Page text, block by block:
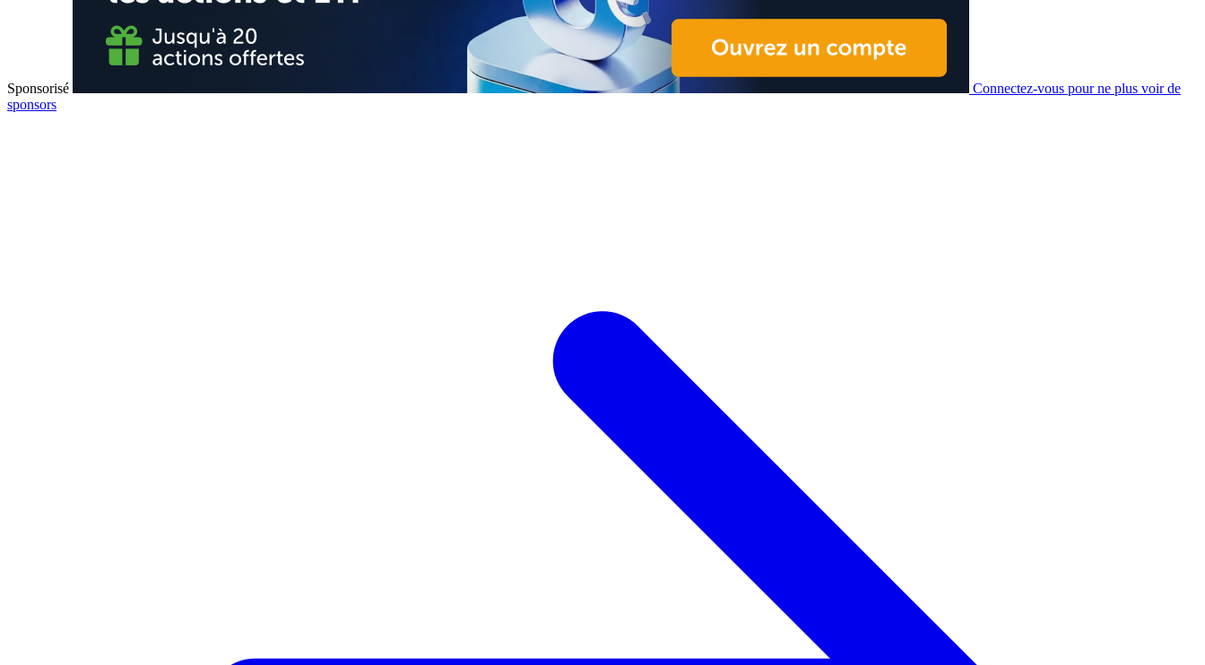
Sponsorisé
Connectez-vous pour ne plus voir de
sponsors